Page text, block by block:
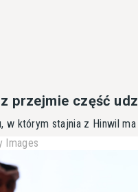
przejmie część
w którym stajnia z Hinwil ma
Images